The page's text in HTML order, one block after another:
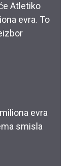
Atletiko
evra. To
evra
smisla